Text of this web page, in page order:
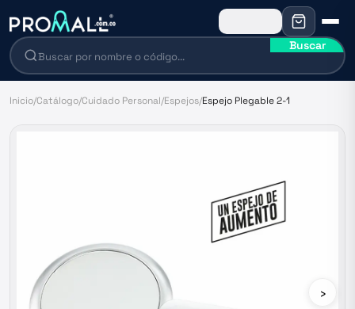
Buscar
Inicio/Catálogo/Cuidado Personal/Espejos/Espejo Plegable 2-1
›